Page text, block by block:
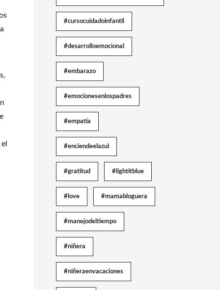
#cursocuidadoinfantil
#desarrolloemocional
#embarazo
#emocionesenlospadres
#empatía
#enciendeelazul
#gratitud #lightitblue
#love #mamabloguera
#manejodeltiempo
#niñera
#niñeraenvacaciones